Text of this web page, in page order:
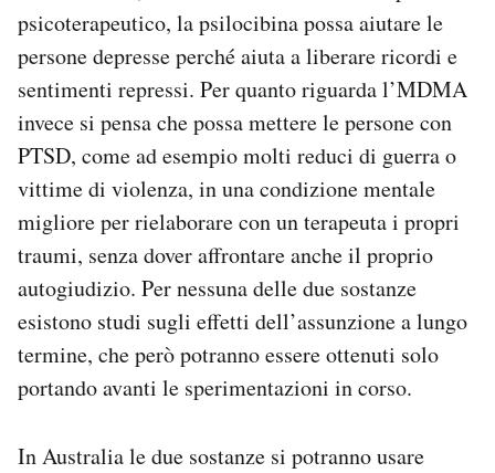
psicoterapeutico, la psilocibina possa aiutare le
persone depresse perché aiuta a liberare ricordi e
sentimenti repressi. Per quanto riguarda l’MDMA
invece si pensa che possa mettere le persone con
PTSD, come ad esempio molti reduci di guerra o
vittime di violenza, in una condizione mentale
migliore per rielaborare con un terapeuta i propri
traumi, senza dover affrontare anche il proprio
autogiudizio. Per nessuna delle due sostanze
esistono studi sugli effetti dell’assunzione a lungo
termine, che però potranno essere ottenuti solo
portando avanti le sperimentazioni in corso.
In Australia le due sostanze si potranno usare